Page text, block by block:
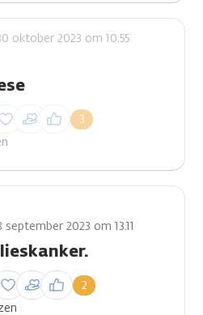
oktober 2023 om 10.55
3
om een
te plaatsen
2023 om 13.11
2
om een
te plaatsen